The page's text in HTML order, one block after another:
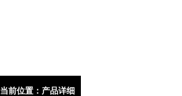
当前位置：产品详细